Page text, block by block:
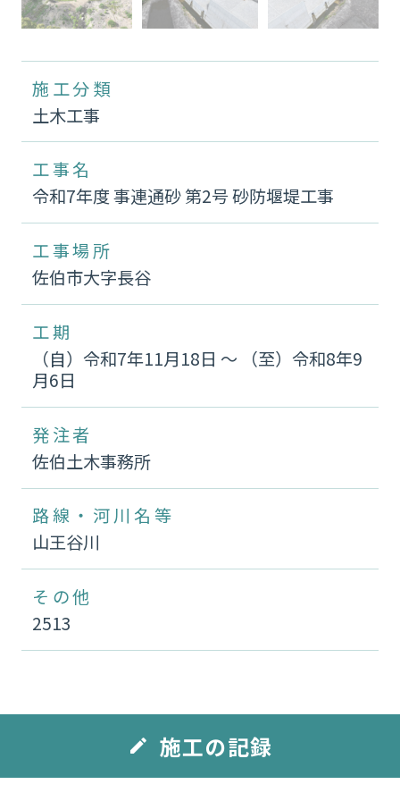
施工分類
土木工事
工事名
令和7年度 事連通砂 第2号 砂防堰堤工事
工事場所
佐伯市大字長谷
工期
（自）令和7年11月18日 〜 （至）令和8年9
月6日
発注者
佐伯土木事務所
路線・河川名等
山王谷川
その他
2513
edit 施工の記録